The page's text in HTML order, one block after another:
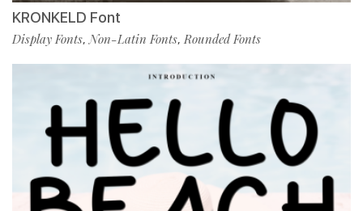
KRONKELD Font
Display Fonts, Non-Latin Fonts, Rounded Fonts